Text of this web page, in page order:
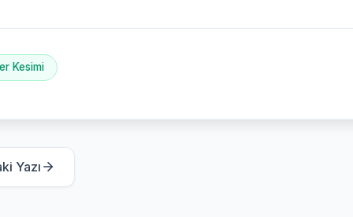
Kesimi
Yazı